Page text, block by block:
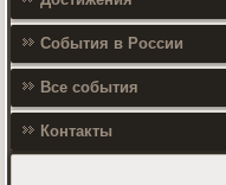
События в России
Все события
Контакты